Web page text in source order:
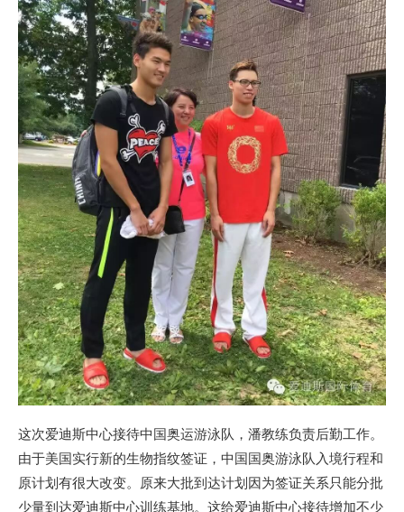
这次爱迪斯中心接待中国奥运游泳队，潘教练负责后勤工作。
由于美国实行新的生物指纹签证，中国国奥游泳队入境行程和
原计划有很大改变。原来大批到达计划因为签证关系只能分批
少量到达爱迪斯中心训练基地。这给爱迪斯中心接待增加不少